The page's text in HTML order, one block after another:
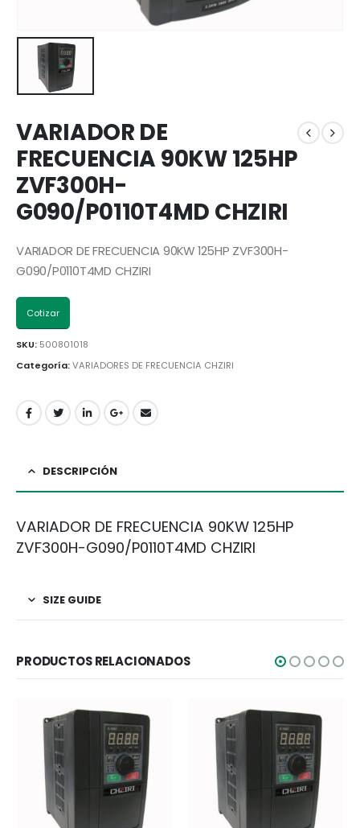
VARIADOR DE
FRECUENCIA 90KW 125HP
ZVF300H-
G090/P0110T4MD CHZIRI
VARIADOR DE FRECUENCIA 90KW 125HP ZVF300H-
G090/P0110T4MD CHZIRI
Cotizar
SKU: 500801018
Categoría:VARIADORES DE FRECUENCIA CHZIRI
DESCRIPCIÓN
VARIADOR DE FRECUENCIA 90KW 125HP
ZVF300H-G090/P0110T4MD CHZIRI
SIZE GUIDE
PRODUCTOS RELACIONADOS